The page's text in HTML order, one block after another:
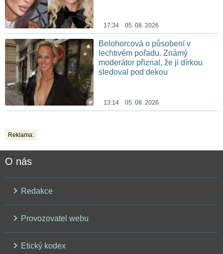
17:34 05. 08. 2026
Belohorcová o působení v
lechtivém pořadu. Známý
moderátor přiznal, že ji dírkou
sledoval pod dekou
13:14 05. 08. 2026
Reklama:
O nás
Redakce
Provozovatel webu
Etický kodex